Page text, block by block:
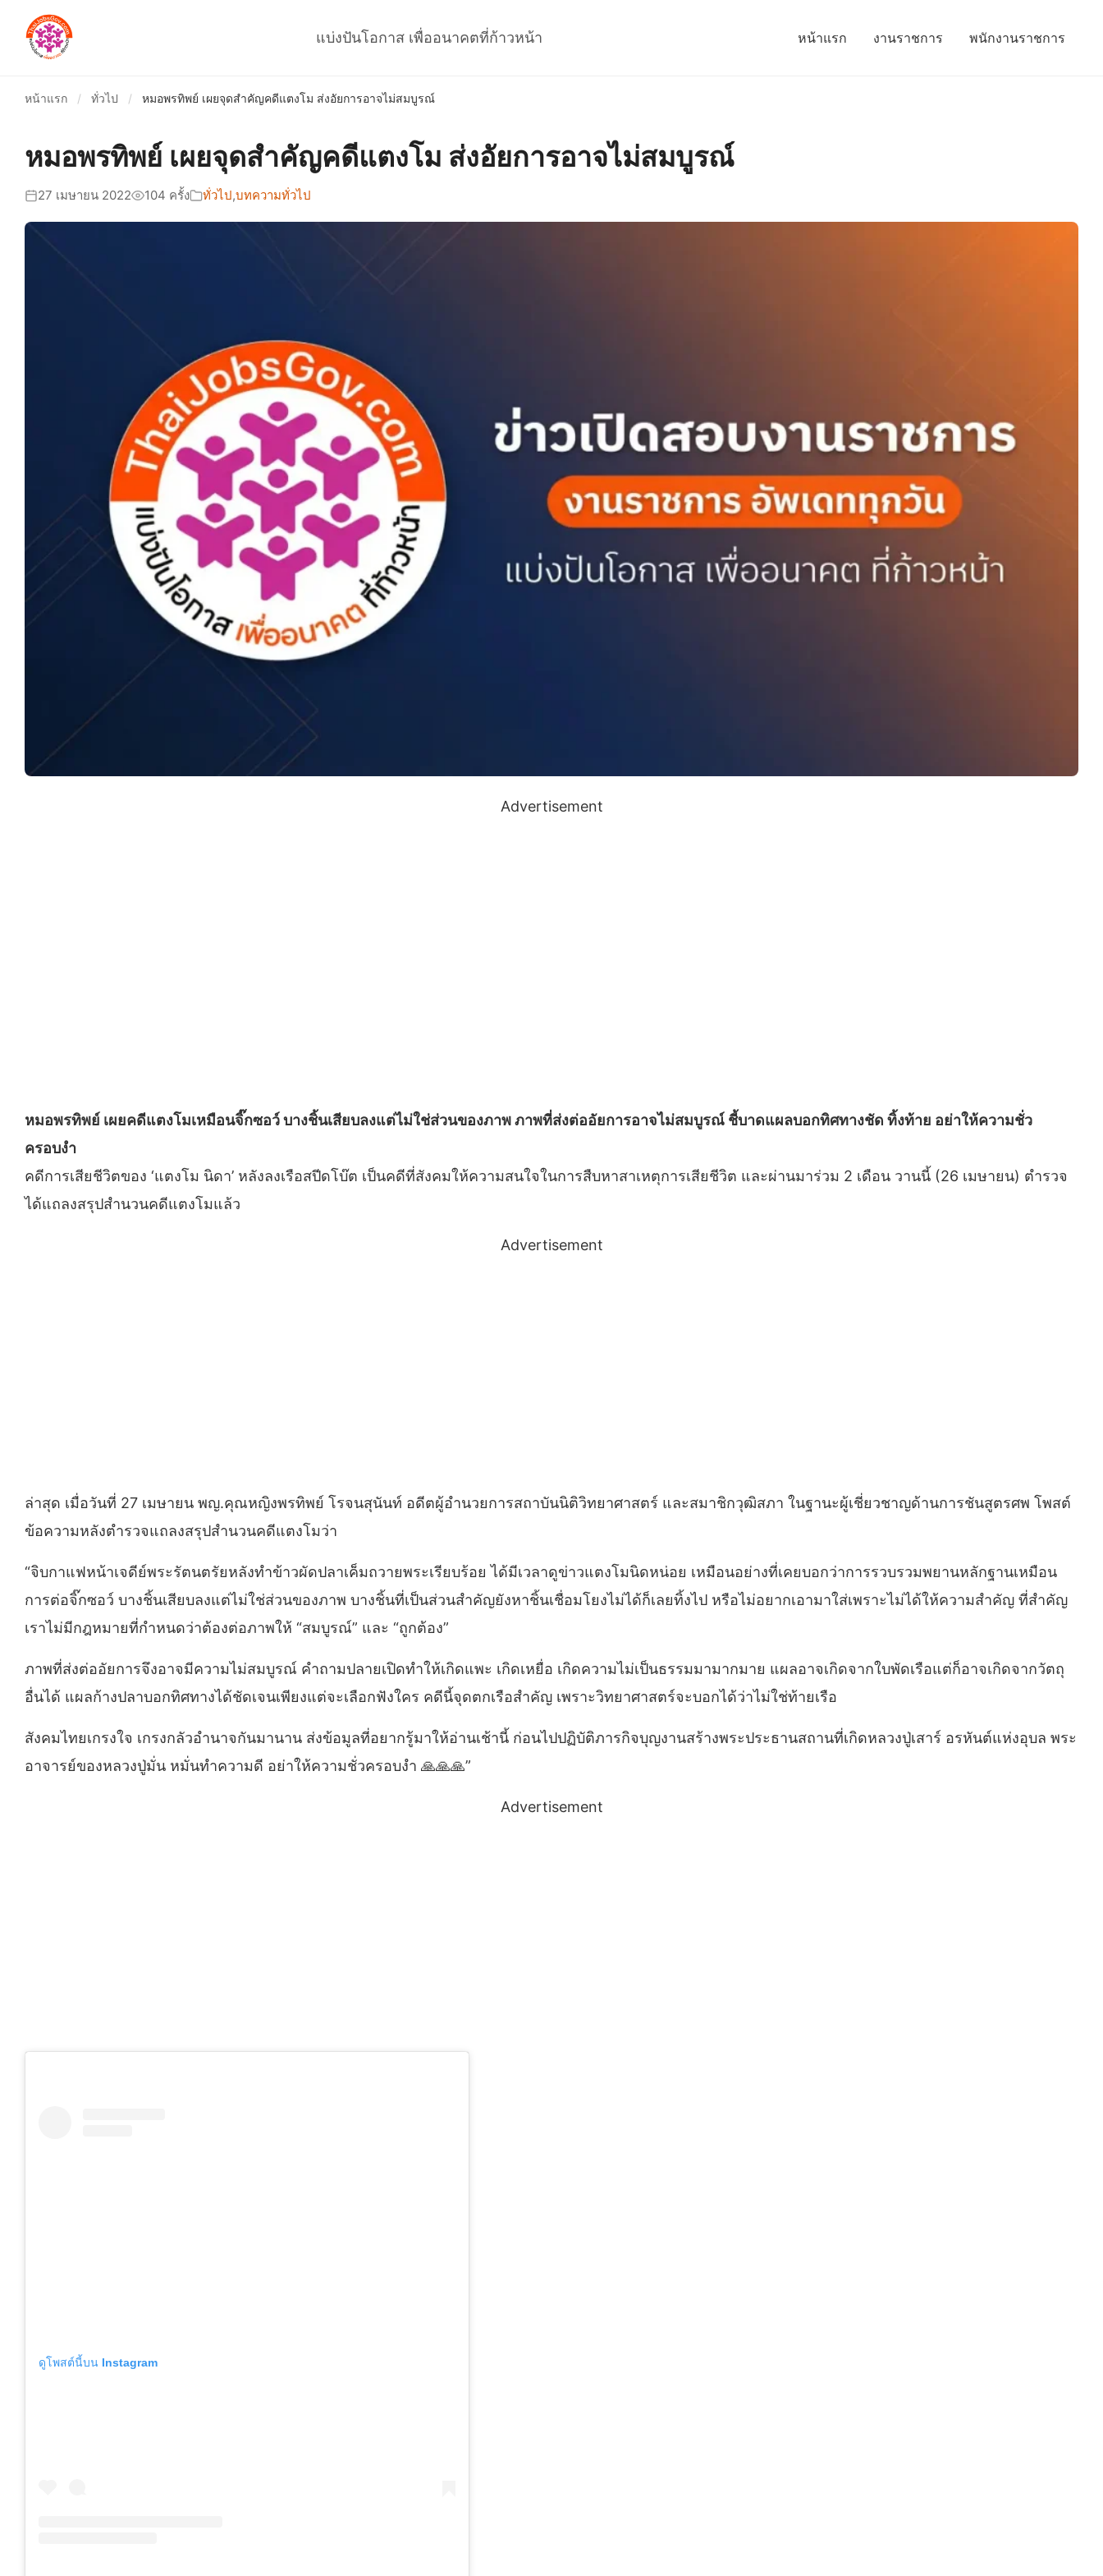
แบ่งปันโอกาส เพื่ออนาคตที่ก้าวหน้า หน้าแรก งานราชการ พนักงานราชการ
หน้าแรก / ทั่วไป / หมอพรทิพย์ เผยจุดสำคัญคดีแตงโม ส่งอัยการอาจไม่สมบูรณ์
หมอพรทิพย์ เผยจุดสำคัญคดีแตงโม ส่งอัยการอาจไม่สมบูรณ์
27 เมษายน 2022 104 ครั้ง ทั่วไป,บทความทั่วไป
Advertisement
หมอพรทิพย์ เผยคดีแตงโมเหมือนจิ๊กซอว์ บางชิ้นเสียบลงแต่ไม่ใช่ส่วนของภาพ ภาพที่ส่งต่ออัยการอาจไม่สมบูรณ์ ชี้บาดแผลบอกทิศทางชัด ทิ้งท้าย อย่าให้ความชั่ว
ครอบงำ
คดีการเสียชีวิตของ ‘แตงโม นิดา’ หลังลงเรือสปีดโบ๊ต เป็นคดีที่สังคมให้ความสนใจในการสืบหาสาเหตุการเสียชีวิต และผ่านมาร่วม 2 เดือน วานนี้ (26 เมษายน) ตำรวจ
ได้แถลงสรุปสำนวนคดีแตงโมแล้ว
Advertisement
ล่าสุด เมื่อวันที่ 27 เมษายน พญ.คุณหญิงพรทิพย์ โรจนสุนันท์ อดีตผู้อำนวยการสถาบันนิติวิทยาศาสตร์ และสมาชิกวุฒิสภา ในฐานะผู้เชี่ยวชาญด้านการชันสูตรศพ โพสต์
ข้อความหลังตำรวจแถลงสรุปสำนวนคดีแตงโมว่า
“จิบกาแฟหน้าเจดีย์พระรัตนตรัยหลังทำข้าวผัดปลาเค็มถวายพระเรียบร้อย ได้มีเวลาดูข่าวแตงโมนิดหน่อย เหมือนอย่างที่เคยบอกว่าการรวบรวมพยานหลักฐานเหมือน
การต่อจิ๊กซอว์ บางชิ้นเสียบลงแต่ไม่ใช่ส่วนของภาพ บางชิ้นที่เป็นส่วนสำคัญยังหาชิ้นเชื่อมโยงไม่ได้ก็เลยทิ้งไป หรือไม่อยากเอามาใส่เพราะไม่ได้ให้ความสำคัญ ที่สำคัญ
เราไม่มีกฎหมายที่กำหนดว่าต้องต่อภาพให้ “สมบูรณ์” และ “ถูกต้อง”
ภาพที่ส่งต่ออัยการจึงอาจมีความไม่สมบูรณ์ คำถามปลายเปิดทำให้เกิดแพะ เกิดเหยื่อ เกิดความไม่เป็นธรรมมามากมาย แผลอาจเกิดจากใบพัดเรือแต่ก็อาจเกิดจากวัตถุ
อื่นได้ แผลก้างปลาบอกทิศทางได้ชัดเจนเพียงแต่จะเลือกฟังใคร คดีนี้จุดตกเรือสำคัญ เพราะวิทยาศาสตร์จะบอกได้ว่าไม่ใช่ท้ายเรือ
สังคมไทยเกรงใจ เกรงกลัวอำนาจกันมานาน ส่งข้อมูลที่อยากรู้มาให้อ่านเช้านี้ ก่อนไปปฏิบัติภารกิจบุญงานสร้างพระประธานสถานที่เกิดหลวงปู่เสาร์ อรหันต์แห่งอุบล พระ
อาจารย์ของหลวงปู่มั่น หมั่นทำความดี อย่าให้ความชั่วครอบงำ 🙏🙏🙏”
Advertisement
ดูโพสต์นี้บน Instagram